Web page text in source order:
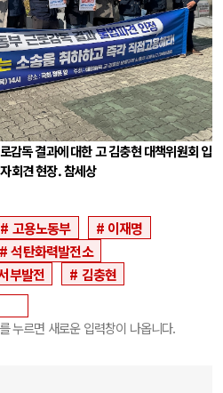
감독 결과에 대한 고 김충현 대책위원회 입
회견 현장. 참세상
고용노동부
이재명
석탄화력발전소
부발전
김충현
누르면 새로운 입력창이 나옵니다.